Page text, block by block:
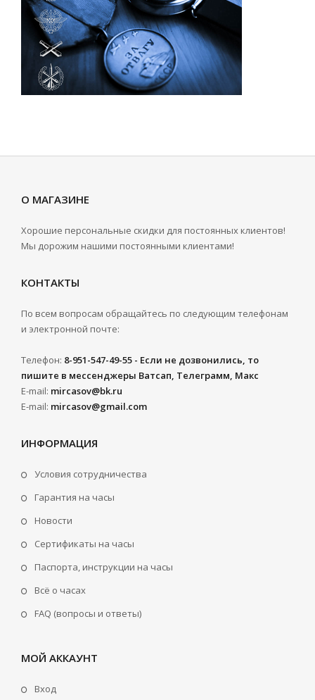
О МАГАЗИНЕ
Хорошие персональные скидки для постоянных клиентов!
Мы дорожим нашими постоянными клиентами!
КОНТАКТЫ
По всем вопросам обращайтесь по следующим телефонам
и электронной почте:
Телефон: 8-951-547-49-55 - Если не дозвонились, то
пишите в мессенджеры Ватсап, Телеграмм, Макс
E-mail: mircasov@bk.ru
E-mail: mircasov@gmail.com
ИНФОРМАЦИЯ
Условия сотрудничества
Гарантия на часы
Новости
Сертификаты на часы
Паспорта, инструкции на часы
Всё о часах
FAQ (вопросы и ответы)
МОЙ АККАУНТ
Вход